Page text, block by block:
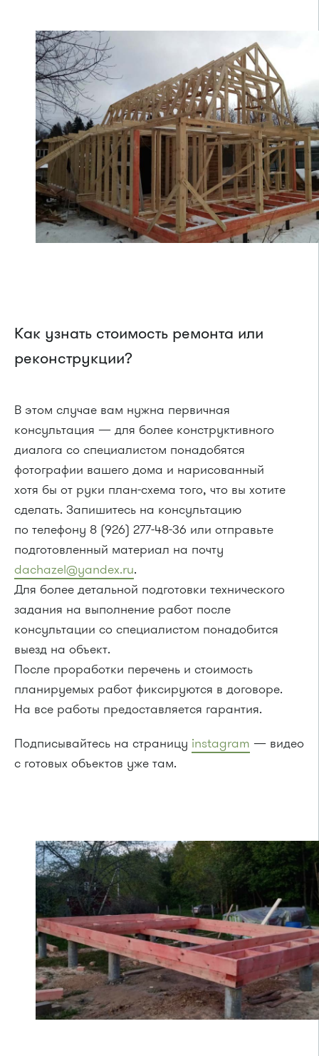
Как узнать стоимость ремонта или
реконструкции?
В этом случае вам нужна первичная
консультация — для более конструктивного
диалога со специалистом понадобятся
фотографии вашего дома и нарисованный
хотя бы от руки план-схема того, что вы хотите
сделать. Запишитесь на консультацию
по телефону 8 (926) 277-48-36 или отправьте
подготовленный материал на почту
dachazel@yandex.ru.
Для более детальной подготовки технического
задания на выполнение работ после
консультации со специалистом понадобится
выезд на объект.
После проработки перечень и стоимость
планируемых работ фиксируются в договоре.
На все работы предоставляется гарантия.
Подписывайтесь на страницу instagram — видео
с готовых объектов уже там.